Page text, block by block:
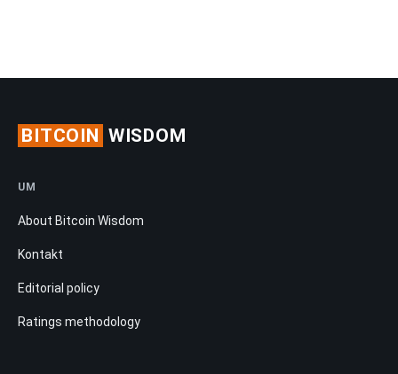
BITCOIN WISDOM
UM
About Bitcoin Wisdom
Kontakt
Editorial policy
Ratings methodology